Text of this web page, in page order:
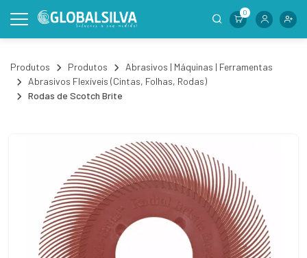
0
Produtos Produtos
Abrasivos | Máquinas | Ferramentas
Abrasivos Flexíveis (Cintas, Folhas, Rodas)
Rodas de Scotch Brite